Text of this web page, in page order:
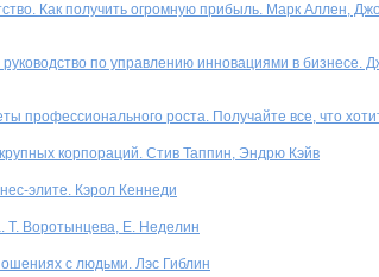
Как получить огромную прибыль. Марк Аллен,
по управлению инновациями в бизнесе.
профессионального роста. Получайте все, что
корпораций. Стив Таппин, Эндрю Кэйв
элите. Кэрол Кеннеди
Т. Воротынцева, Е. Неделин
с людьми. Лэс Гиблин